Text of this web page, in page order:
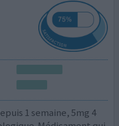
1 semaine, 5mg 4